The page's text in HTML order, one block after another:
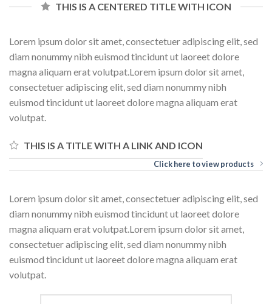
THIS IS A CENTERED TITLE WITH ICON
Lorem ipsum dolor sit amet, consectetuer adipiscing elit, sed
diam nonummy nibh euismod tincidunt ut laoreet dolore
magna aliquam erat volutpat.Lorem ipsum dolor sit amet,
consectetuer adipiscing elit, sed diam nonummy nibh
euismod tincidunt ut laoreet dolore magna aliquam erat
volutpat.
THIS IS A TITLE WITH A LINK AND ICON
Click here to view products
Lorem ipsum dolor sit amet, consectetuer adipiscing elit, sed
diam nonummy nibh euismod tincidunt ut laoreet dolore
magna aliquam erat volutpat.Lorem ipsum dolor sit amet,
consectetuer adipiscing elit, sed diam nonummy nibh
euismod tincidunt ut laoreet dolore magna aliquam erat
volutpat.